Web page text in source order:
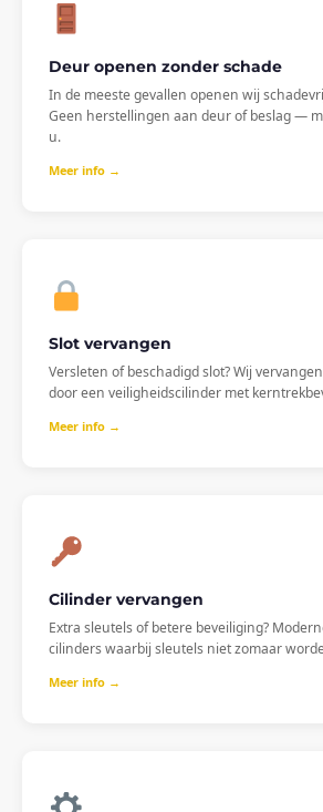
Deur openen zonder schade
In de meeste gevallen openen wij
Geen herstellingen aan deur of beslag —
u.
Meer info →
Slot vervangen
Versleten of beschadigd slot? Wij
door een veiligheidscilinder met
Meer info →
Cilinder vervangen
Extra sleutels of betere beveiliging?
cilinders waarbij sleutels niet zomaar
Meer info →